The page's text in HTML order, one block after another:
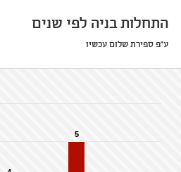
התחלות בניה לפי שנים
ע"פ ספירת שלום עכשיו
5